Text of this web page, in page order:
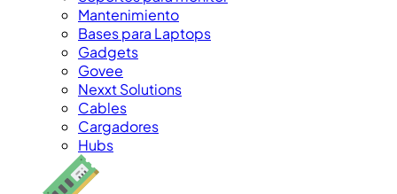
Mantenimiento
Bases para Laptops
Gadgets
Govee
Nexxt Solutions
Cables
Cargadores
Hubs